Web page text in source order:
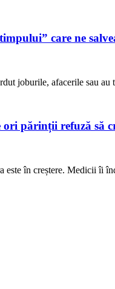
care ne
joburile, afacerile sau au
părinții refuză să
în creștere. Medicii îi